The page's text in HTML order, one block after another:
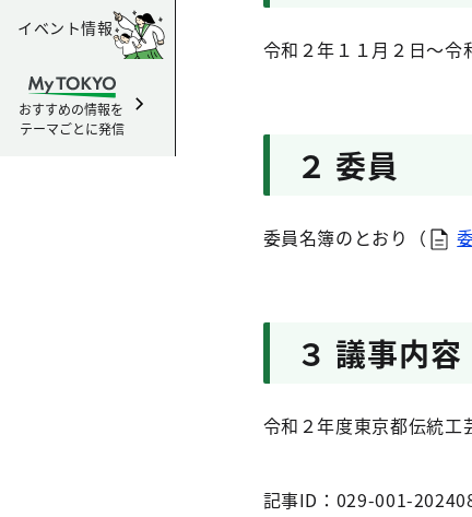
イベント情報
おすすめの情報を
テーマごとに発信
令和２年１１月２日～令
２ 委員
委員名簿のとおり（
３ 議事内容
令和２年度東京都伝統工
記事ID：029-001-